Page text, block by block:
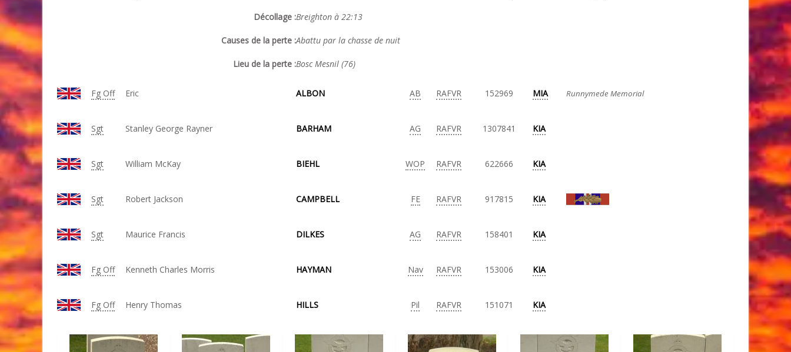
Décollage :Breighton à 22:13
Causes de la perte :Abattu par la chasse de nuit
Lieu de la perte :Bosc Mesnil (76)
Fg Off Eric ALBON AB RAFVR 152969 MIA Runnymede Memorial
Sgt Stanley George Rayner BARHAM AG RAFVR 1307841 KIA
Sgt William McKay BIEHL WOP RAFVR 622666 KIA
Sgt Robert Jackson CAMPBELL FE RAFVR 917815 KIA
Sgt Maurice Francis DILKES AG RAFVR 158401 KIA
Fg Off Kenneth Charles Morris HAYMAN Nav RAFVR 153006 KIA
Fg Off Henry Thomas HILLS Pil RAFVR 151071 KIA